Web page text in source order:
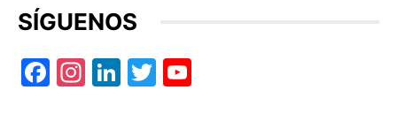
SÍGUENOS
Facebook
Instagram
LinkedIn
Twitter